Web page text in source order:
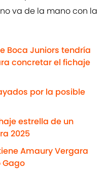
va de la mano con la
Boca Juniors tendría
concretar el fichaje
por la posible
estrella de un
2025
Amaury Vergara
Gago